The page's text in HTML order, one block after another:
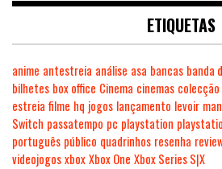
ETIQUETAS
anime antestreia análise asa bancas banda
bilhetes box office Cinema cinemas colecção
estreia filme hq jogos lançamento levoir
Switch passatempo pc playstation
português público quadrinhos resenha
videojogosxboxXbox One Xbox Series S|X